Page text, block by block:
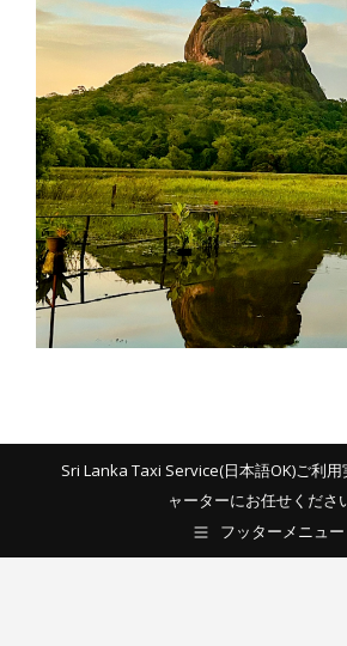
Sri Lanka Taxi Service(日本語OK)ご利
ャーターにお任せくださ
フッターメニュー